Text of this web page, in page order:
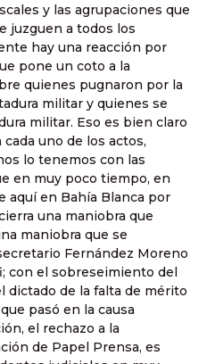
y las agrupaciones que
juzguen a todos los
hay una reacción por
pone un coto a la
quienes pugnaron por la
militar y quienes se
militar. Eso es bien claro
uno de los actos,
lo tenemos con las
en muy poco tiempo, en
aquí en Bahía Blanca por
una maniobra que
maniobra que se
Fernández Moreno
con el sobreseimiento del
dictado de la falta de mérito
pasó en la causa
el rechazo a la
de Papel Prensa, es